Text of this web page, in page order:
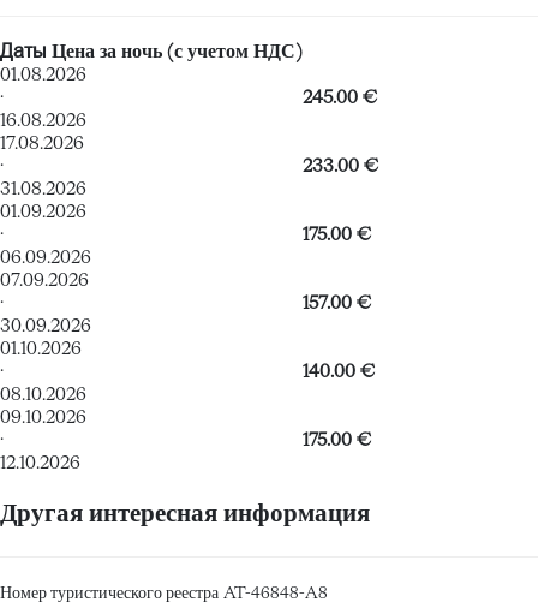
Даты Цена за ночь (с учетом НДС)
01.08.2026
·
16.08.2026
245.00 €
17.08.2026
·
31.08.2026
233.00 €
01.09.2026
·
06.09.2026
175.00 €
07.09.2026
·
30.09.2026
157.00 €
01.10.2026
·
08.10.2026
140.00 €
09.10.2026
·
12.10.2026
175.00 €
Другая интересная информация
Номер туристического реестра AT-46848-A8